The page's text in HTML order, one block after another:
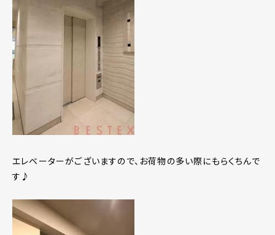
エレベーターがございますので、お荷物の多い際にもらくちんで
す♪